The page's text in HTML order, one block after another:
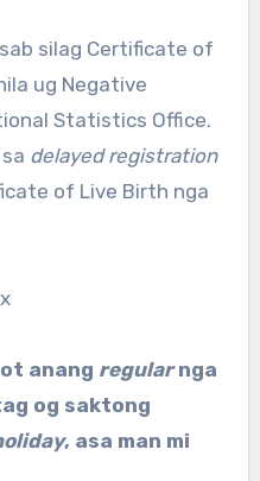
silag Certificate of
ug Negative
Statistics Office.
delayed registration
of Live Birth nga
anang regularnga
og saktong
, asa man mi